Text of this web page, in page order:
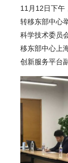
11月12日下午
转移东部中心
科学技术委员
移东部中心上
创新服务平台